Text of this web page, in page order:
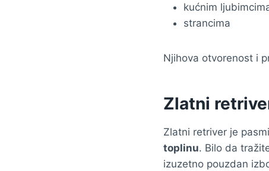
kućnim
strancima
Njihova otvorenost i
Zlatni
Zlatni retriver je
toplinu. Bilo da
izuzetno pouzdan